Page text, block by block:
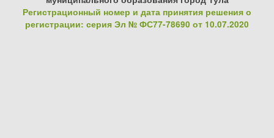
Регистрационный номер и дата принятия решения о
регистрации: серия Эл № ФС77-78690 от 10.07.2020